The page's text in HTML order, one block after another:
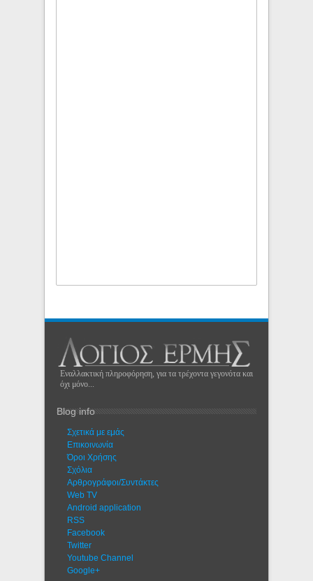
Εναλλακτική πληροφόρηση, για τα τρέχοντα γεγονότα και
όχι μόνο...
Blog info
Σχετικά με εμάς
Eπικοινωνία
Όροι Χρήσης
Σχόλια
Αρθρογράφοι/Συντάκτες
Web TV
Android application
RSS
Facebook
Twitter
Youtube Channel
Google+